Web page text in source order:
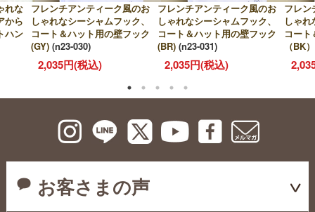
れな
から
ハン
フレンチアンティーク風のお
しゃれなシーシャムフック、
コート＆ハット用の壁フック
(GY) (n23-030)
2,035円(税込)
フレンチアンティーク風のお
しゃれなシーシャムフック、
コート＆ハット用の壁フック
(BR) (n23-031)
2,035円(税込)
フレン
しゃ
コー
（BK）
お客さまの声